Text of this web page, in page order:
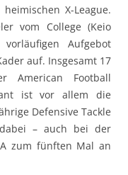
X-League.
vom College (Keio
Aufgebot
auf. Insgesamt 17
American Football
ist vor allem die
Defensive Tackle
– auch bei der
zum fünften Mal an